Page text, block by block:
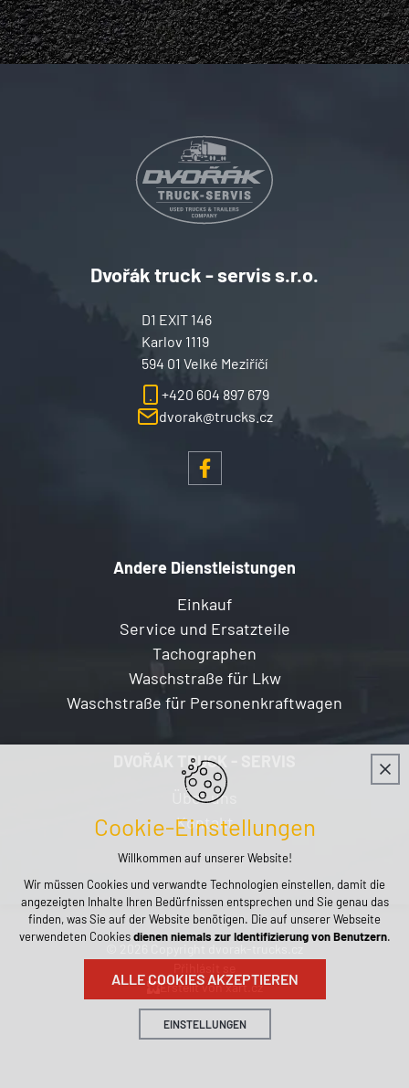
Dvořák truck - servis s.r.o.
dvorak@trucks.cz
+420 604 897 679
D1 EXIT 146
Karlov 1119
594 01 Velké Meziříčí
Andere Dienstleistungen
Einkauf
Service und Ersatzteile
Tachographen
Waschstraße für Lkw
Waschstraße für Personenkraftwagen
DVOŘÁK TRUCK - SERVIS
Über uns
Kontakt
Erstellt von xart.cz
Cookie-Einstellungen
Willkommen auf unserer Website!
Wir müssen Cookies und verwandte Technologien einstellen, damit die
angezeigten Inhalte Ihren Bedürfnissen entsprechen und Sie genau das
finden, was Sie auf der Website benötigen. Die auf unserer Webseite
verwendeten Cookiesdienen niemals zur Identifizierung von Benutzern.
ALLE COOKIES AKZEPTIEREN
EINSTELLUNGEN